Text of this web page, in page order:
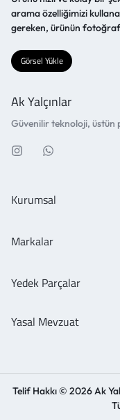
arama özelliğimizi
gereken, ürünün
Görsel Yükle
Ak Yalçınlar
Güvenilir teknoloji, üstün
Kurumsal
Markalar
Yedek Parçalar
Yasal Mevzuat
Telif Hakkı © 2026 Ak